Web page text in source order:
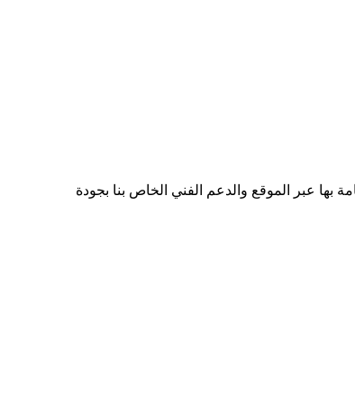
بها عبر الموقع والدعم الفني الخاص بنا بجودة